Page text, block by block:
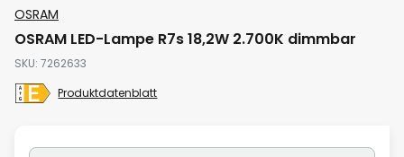
Anfang
der
Bildgalerie
springen
OSRAM
OSRAM LED-Lampe R7s 18,2W 2.700K dimmbar
SKU 7262633
Produktdatenblatt